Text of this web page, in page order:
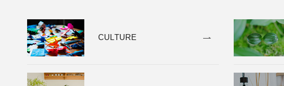
CULTURE